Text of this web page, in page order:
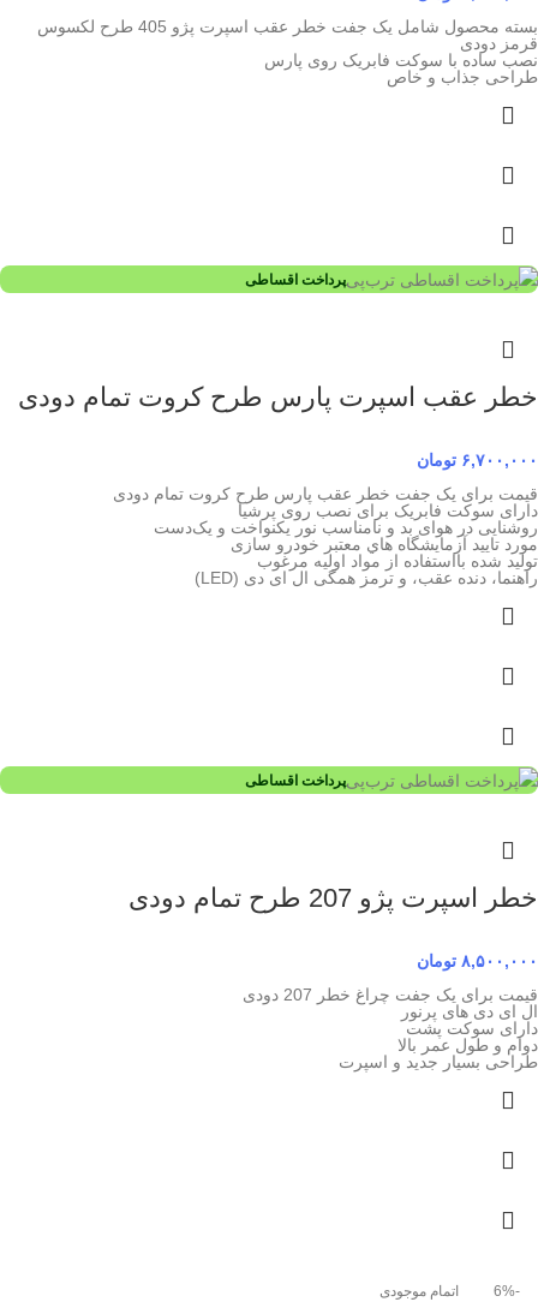
بسته محصول شامل یک جفت خطر عقب اسپرت پژو 405 طرح لکسوس
قرمز دودی
نصب ساده با سوکت فابریک روی پارس
طراحی جذاب و خاص
پرداخت اقساطی
خطر عقب اسپرت پارس طرح کروت تمام دودی
۶,۷۰۰,۰۰۰ تومان
قیمت برای یک جفت خطر عقب پارس طرح کروت تمام دودی
دارای سوکت فابریک برای نصب روی پرشیا
روشنایی در هوای بد و نامناسب نور یکنواخت و یک‌دست
مورد تاييد آزمايشگاه هاي معتبر خودرو سازی
توليد شده بااستفاده از مواد اوليه مرغوب
راهنما، دنده عقب، و ترمز همگی ال ای دی (LED)
پرداخت اقساطی
خطر اسپرت پژو 207 طرح تمام دودی
۸,۵۰۰,۰۰۰ تومان
قیمت برای یک جفت چراغ خطر 207 دودی
ال ای دی های پرنور
دارای سوکت پشت
دوام و طول عمر بالا
طراحی بسیار جدید و اسپرت
-6% اتمام موجودی